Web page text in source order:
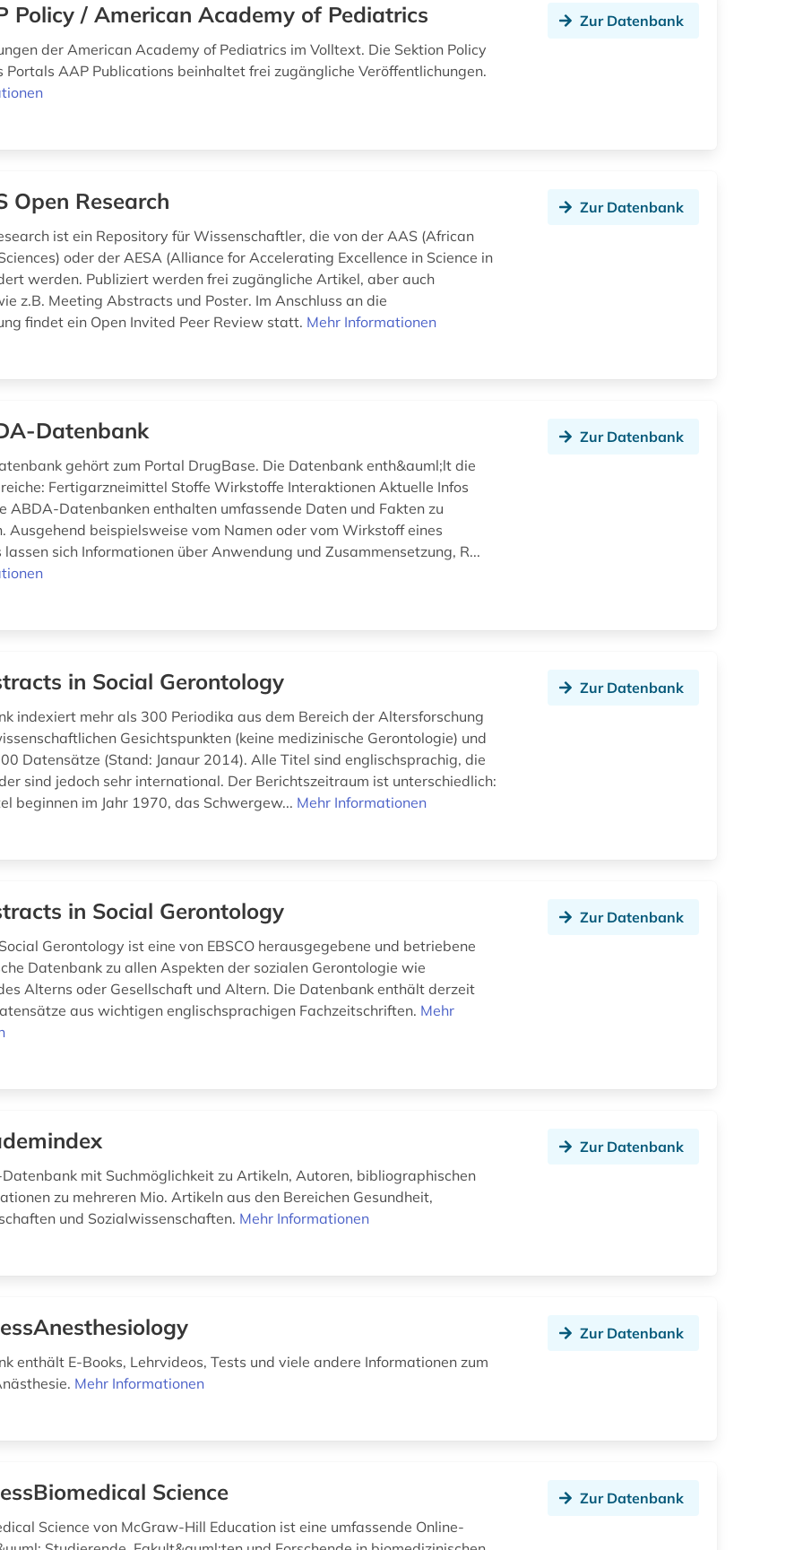
Policy / American Academy of Pediatrics
der American Academy of Pediatrics im Volltext. Die Sektion Policy
Portals AAP Publications beinhaltet frei zugängliche Veröffentlichungen.
Zur Datenbank
Open Research
ist ein Repository für Wissenschaftler, die von der AAS (African
oder der AESA (Alliance for Accelerating Excellence in Science in
werden. Publiziert werden frei zugängliche Artikel, aber auch
z.B. Meeting Abstracts und Poster. Im Anschluss an die
findet ein Open Invited Peer Review statt. Mehr Informationen
Zur Datenbank
Datenbank
gehört zum Portal DrugBase. Die Datenbank enth&auml;lt die
Fertigarzneimittel Stoffe Wirkstoffe Interaktionen Aktuelle Infos
ABDA-Datenbanken enthalten umfassende Daten und Fakten zu
Ausgehend beispielsweise vom Namen oder vom Wirkstoff eines
sich Informationen über Anwendung und Zusammensetzung, R...
Zur Datenbank
in Social Gerontology
indexiert mehr als 300 Periodika aus dem Bereich der Altersforschung
Gesichtspunkten (keine medizinische Gerontologie) und
Datensätze (Stand: Janaur 2014). Alle Titel sind englischsprachig, die
sind jedoch sehr international. Der Berichtszeitraum ist unterschiedlich:
beginnen im Jahr 1970, das Schwergew... Mehr Informationen
Zur Datenbank
in Social Gerontology
Gerontology ist eine von EBSCO herausgegebene und betriebene
Datenbank zu allen Aspekten der sozialen Gerontologie wie
Alterns oder Gesellschaft und Altern. Die Datenbank enthält derzeit
aus wichtigen englischsprachigen Fachzeitschriften. Mehr
Zur Datenbank
mit Suchmöglichkeit zu Artikeln, Autoren, bibliographischen
zu mehreren Mio. Artikeln aus den Bereichen Gesundheit,
und Sozialwissenschaften. Mehr Informationen
Zur Datenbank
enthält E-Books, Lehrvideos, Tests und viele andere Informationen zum
Mehr Informationen
Zur Datenbank
Science
Science von McGraw-Hill Education ist eine umfassende Online-
Zur Datenbank